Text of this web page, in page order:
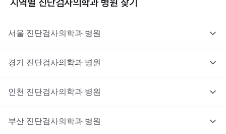
지역별 진단검사의학과 병원 찾기
서울 진단검사의학과 병원
경기 진단검사의학과 병원
인천 진단검사의학과 병원
부산 진단검사의학과 병원